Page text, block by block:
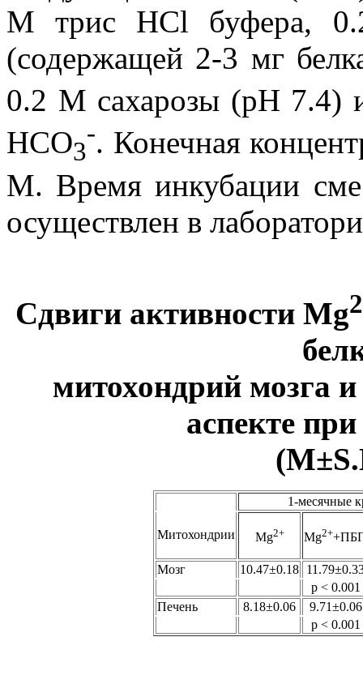
М трис HCl буфера,
(содержащей 2-3 мг
0.2 М сахарозы (pH
HCO3
-. Конечная
М. Время инкубации
осуществлен в
Сдвиги активности Mg
митохондрий мозга
аспекте
(М±
1-месячные
Митохондрии Mg2+ Mg2+
Мозг 10.47±0.18 11.79±
p < 0.001
Печень
8.18±0.06 9.71±0.06
p < 0.001